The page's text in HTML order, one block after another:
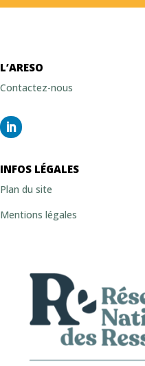
L’ARESO
Contactez-nous
INFOS LÉGALES
Plan du site
Mentions légales